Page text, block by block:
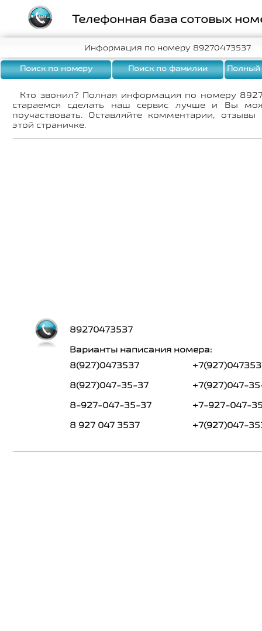
Кто звонил? Полная информация по номеру
стараемся сделать наш сервис лучше и Вы
поучаствовать. Оставляйте комментарии,
этой страничке.
89270473537
Варианты написания номера:
8(927)0473537
8(927)047-35-37
8-927-047-35-37
8 927 047 3537
+7(927)047-
+7-927-047-
+7(927)047-
Телефонная база сотовых
Информация по номеру 89270473537
Поиск по номеру Поиск по фамилии Полный